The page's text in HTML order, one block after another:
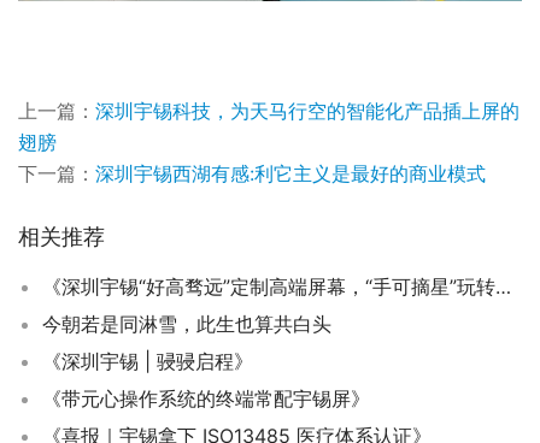
上一篇： 深圳宇锡科技，为天马行空的智能化产品插上屏的
翅膀
下一篇： 深圳宇锡西湖有感:利它主义是最好的商业模式
相关推荐
《深圳宇锡“好高骛远”定制高端屏幕，“手可摘星”玩转特种视界》
今朝若是同淋雪，此生也算共白头
《深圳宇锡 | 骎骎启程》
《带元心操作系统的终端常配宇锡屏》
《喜报｜宇锡拿下 ISO13485 医疗体系认证》